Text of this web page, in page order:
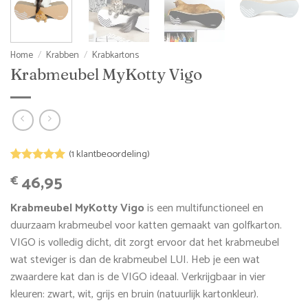
Home / Krabben / Krabkartons
Krabmeubel MyKotty Vigo
5op 5
gebaseerd
op
klant
waardering
(1klantbeoordeling)
€ 46,95
Krabmeubel MyKotty Vigois een multifunctioneel en
duurzaam krabmeubel voor katten gemaakt van golfkarton.
VIGO is volledig dicht, dit zorgt ervoor dat het krabmeubel
wat steviger is dan de krabmeubel LUI. Heb je een wat
zwaardere kat dan is de VIGO ideaal. Verkrijgbaar in vier
kleuren: zwart, wit, grijs en bruin (natuurlijk kartonkleur).